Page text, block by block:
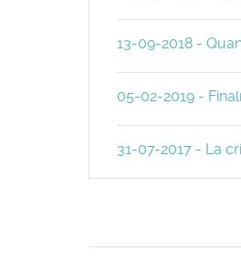
13-09-2018 -
05-02-2019 -
31-07-2017 - La